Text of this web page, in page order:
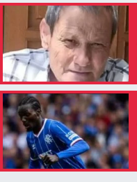
Yaşam
Yayla Haber
Yemek Tarifleri
Yerel Haberler